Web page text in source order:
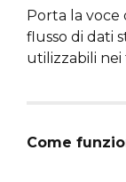
Porta la voce
flusso di dati
utilizzabili nei
Come